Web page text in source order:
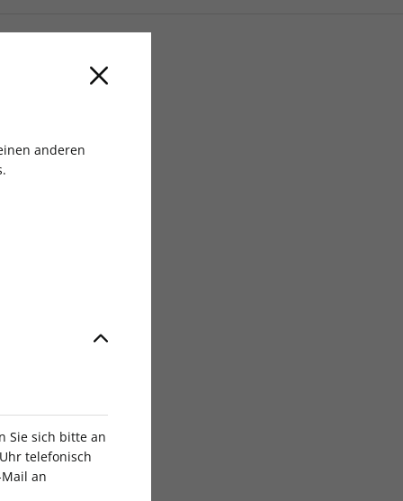
Media GmbH
anderen
Sie sich bitte an
telefonisch
an